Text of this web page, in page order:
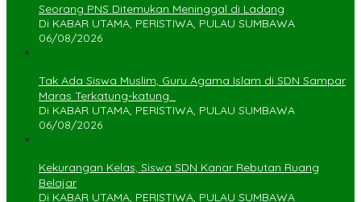
Seorang PNS Ditemukan Meninggal di Ladang
Di KABAR UTAMA, PERISTIWA, PULAU SUMBAWA
06/08/2026
Tak Ada Siswa Muslim, Guru Agama Islam di SDN Sampar
Maras Terkatung-katung ‎
Di KABAR UTAMA, PERISTIWA, PULAU SUMBAWA
06/08/2026
Kekurangan Kelas, Siswa SDN Kanar Rebutan Ruang
Belajar
Di KABAR UTAMA, PERISTIWA, PULAU SUMBAWA